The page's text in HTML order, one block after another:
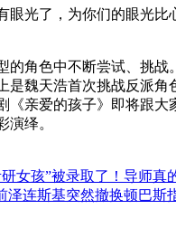
眼光了，为你们的眼光比
的角色中不断尝试、挑战
是魏天浩首次挑战反派角
《亲爱的孩子》即将跟大
演绎。
女孩”被录取了！导师真
泽连斯基突然撤换顿巴斯